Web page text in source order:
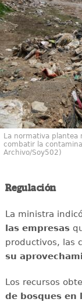
La normativa plantea
combatir la
Archivo/Soy502)
Regulación
La ministra
las empresas
productivos, las
su
Los recursos
de bosques en